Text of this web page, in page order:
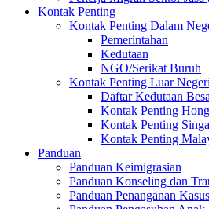
Kontak Penting
Kontak Penting Dalam
Pemerintahan
Kedutaan
NGO/Serikat Buruh
Kontak Penting Luar Negeri
Daftar Kedutaan
Kontak Penting
Kontak Penting
Kontak Penting
Panduan
Panduan Keimigrasian
Panduan Konseling dan
Panduan Penanganan Kasus